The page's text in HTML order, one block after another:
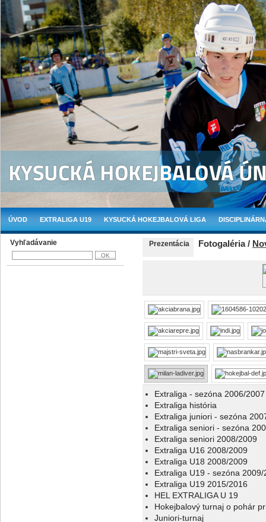
ÚVOD EXTRALIGA U19 KYSUCKÁ HOKEJBALOVÁ LIGA
Vyhľadávanie Prezentácia Fotogaléria /
Extraliga - sezóna 2006/2007
Extraliga história
Extraliga juniori - sezóna
Extraliga seniori - sezóna
Extraliga seniori 2008/2009
Extraliga U16 2008/2009
Extraliga U18 2008/2009
Extraliga U19 - sezóna 2009/
Extraliga U19 2015/2016
HEL EXTRALIGA U 19
Hokejbalový turnaj o pohár
Juniori-turnaj